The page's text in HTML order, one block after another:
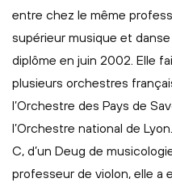
entre chez le même
supérieur musique et
diplôme en juin 2002. Elle
plusieurs orchestres
l’Orchestre des Pays de
l’Orchestre national de
C, d’un Deug de
professeur de violon, elle a